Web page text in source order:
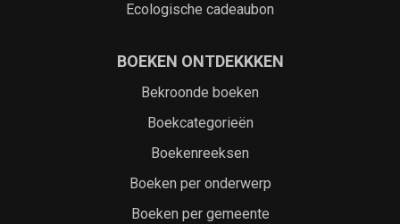
Ecologische cadeaubon
BOEKEN ONTDEKKKEN
Bekroonde boeken
Boekcategorieën
Boekenreeksen
Boeken per onderwerp
Boeken per gemeente